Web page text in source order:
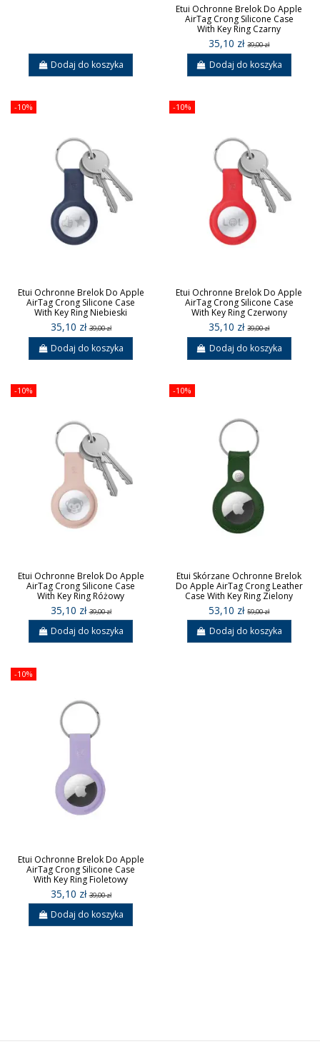
Dodaj do koszyka
Etui Ochronne Brelok Do Apple
AirTag Crong Silicone Case
With Key Ring Czarny
35,10 zł39,00 zł
Dodaj do koszyka
-10%
Etui Ochronne Brelok Do Apple
AirTag Crong Silicone Case
With Key Ring Niebieski
35,10 zł39,00 zł
Dodaj do koszyka
-10%
Etui Ochronne Brelok Do Apple
AirTag Crong Silicone Case
With Key Ring Czerwony
35,10 zł39,00 zł
Dodaj do koszyka
-10%
Etui Ochronne Brelok Do Apple
AirTag Crong Silicone Case
With Key Ring Różowy
35,10 zł39,00 zł
Dodaj do koszyka
-10%
Etui Skórzane Ochronne Brelok
Do Apple AirTag Crong Leather
Case With Key Ring Zielony
53,10 zł59,00 zł
Dodaj do koszyka
-10%
Etui Ochronne Brelok Do Apple
AirTag Crong Silicone Case
With Key Ring Fioletowy
35,10 zł39,00 zł
Dodaj do koszyka